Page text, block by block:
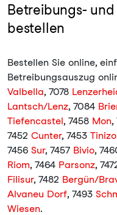
Betreibungs-
bestellen
Bestellen Sie online,
Betreibungsauszug
Valbella, 7078
Lantsch/Lenz, 7084
Tiefencastel, 7458 Mon,
7452 Cunter, 7453
7456 Sur, 7457 Bivio,
Riom, 7464 Parsonz,
Filisur, 7482 Bergün/
Alvaneu Dorf, 7493
Wiesen.